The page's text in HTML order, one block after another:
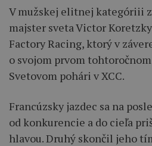
V mužskej elitnej kategóriii
majster sveta Victor
Factory Racing, ktorý v
o svojom prvom
Svetovom pohári v XCC.
Francúzsky jazdec sa na
od konkurencie a do cieľa
hlavou. Druhý skončil jeho